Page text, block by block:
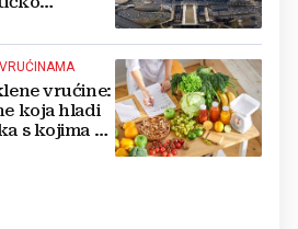
vrućine:
koja hladi
s kojima si